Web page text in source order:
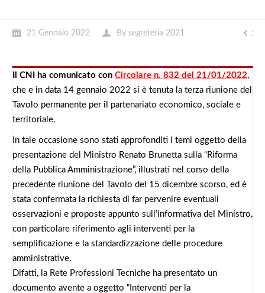
21 Gennaio 2022 By segreteria 2021
Il CNI ha comunicato con Circolare n. 832 del 21/01/2022,
che e in data 14 gennaio 2022 si è tenuta la terza riunione del
Tavolo permanente per il partenariato economico, sociale e
territoriale.
In tale occasione sono stati approfonditi i temi oggetto della
presentazione del Ministro Renato Brunetta sulla “Riforma
della Pubblica Amministrazione”, illustrati nel corso della
precedente riunione del Tavolo del 15 dicembre scorso, ed è
stata confermata la richiesta di far pervenire eventuali
osservazioni e proposte appunto sull’informativa del Ministro,
con particolare riferimento agli interventi per la
semplificazione e la standardizzazione delle procedure
amministrative.
Difatti, la Rete Professioni Tecniche ha presentato un
documento avente a oggetto “Interventi per la